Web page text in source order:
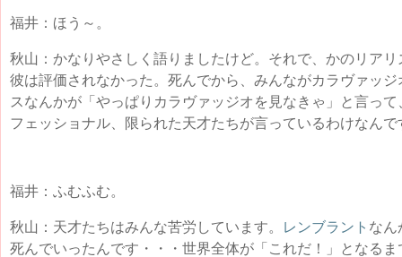
福井：ほう～。
秋山：かなりやさしく語りましたけど。それで、かのリア
彼は評価されなかった。死んでから、みんながカラヴァッ
スなんかが「やっぱりカラヴァッジオを見なきゃ」と言っ
フェッショナル、限られた天才たちが言っているわけなんで
福井：ふむふむ。
秋山：天才たちはみんな苦労しています。 レンブラント なん
死んでいったんです・・・世界全体が「これだ！」となる